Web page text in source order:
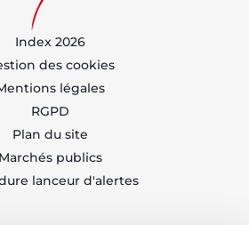
Index 2026
des cookies
légales
RGPD
Plan du site
Marchés publics
lanceur d'alertes